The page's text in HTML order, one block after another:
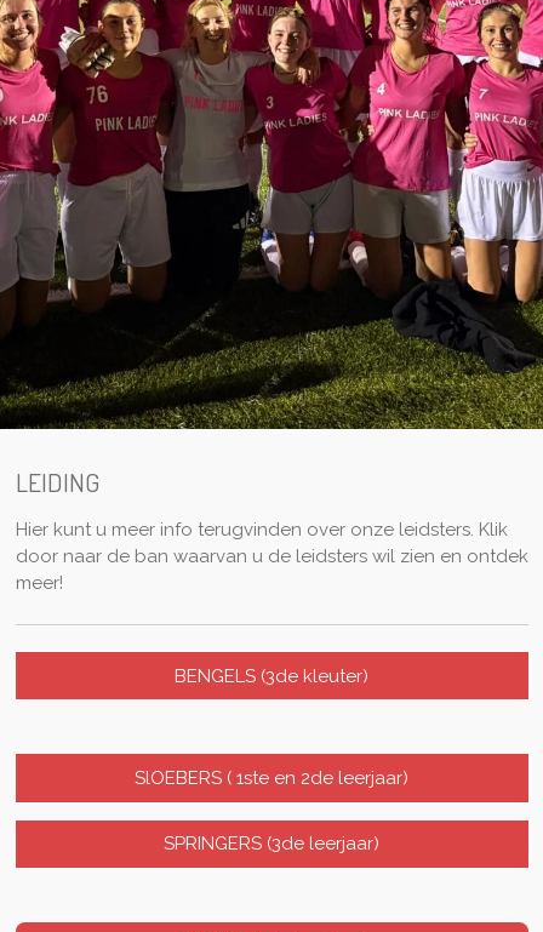
LEIDING
Hier kunt u meer info terugvinden over onze leidsters. Klik
door naar de ban waarvan u de leidsters wil zien en ontdek
meer!
BENGELS (3de kleuter)
SlOEBERS ( 1ste en 2de leerjaar)
SPRINGERS (3de leerjaar)